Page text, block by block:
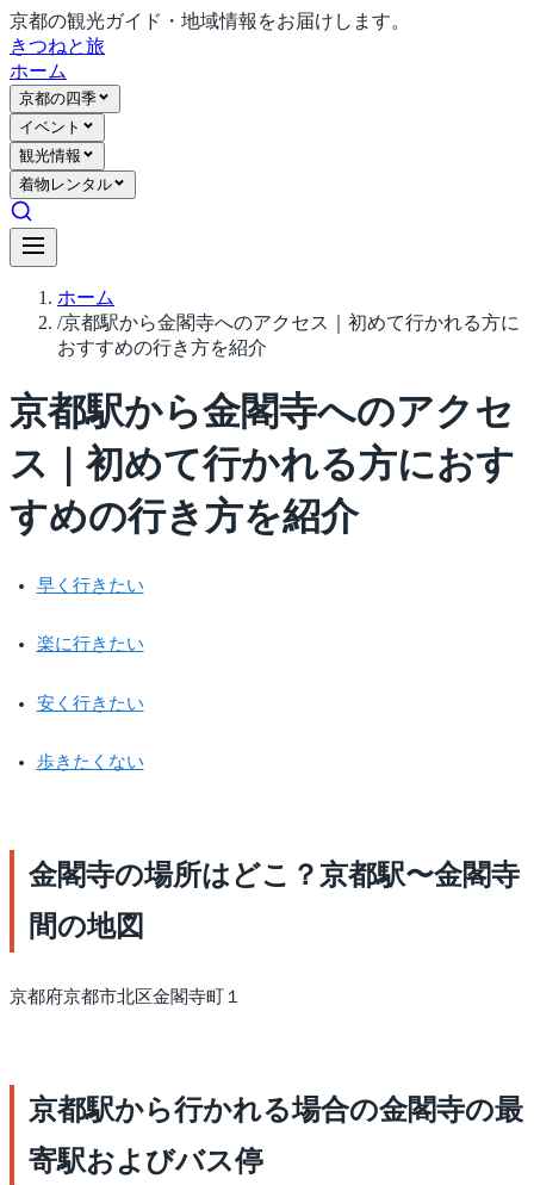
京都の観光ガイド・地域情報をお届けします。
きつねと旅
ホーム
京都の四季
イベント
観光情報
着物レンタル
ホーム
/京都駅から金閣寺へのアクセス｜初めて行かれる方に
おすすめの行き方を紹介
京都駅から金閣寺へのアクセ
ス｜初めて行かれる方におす
すめの行き方を紹介
早く行きたい
楽に行きたい
安く行きたい
歩きたくない
金閣寺の場所はどこ？京都駅〜金閣寺
間の地図
京都府京都市北区金閣寺町１
京都駅から行かれる場合の金閣寺の最
寄駅およびバス停